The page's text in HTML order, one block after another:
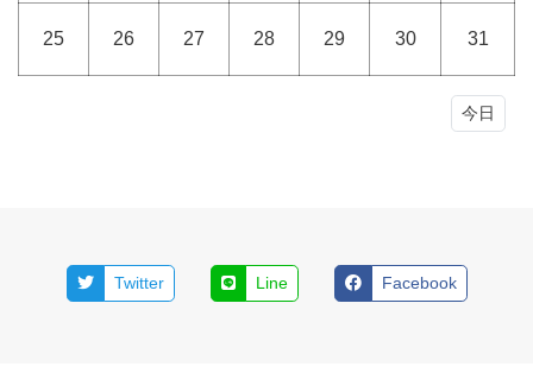
25 26 27 28 29 30 31
今日
Twitter Line Facebook